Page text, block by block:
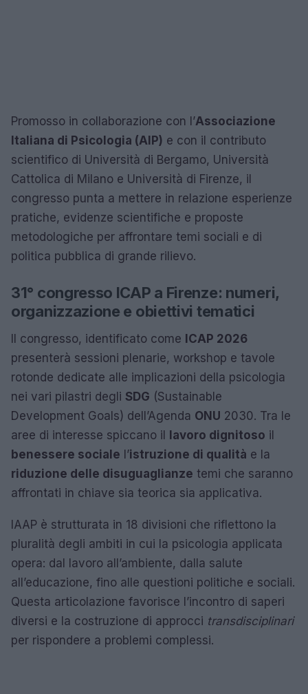
Promosso in collaborazione con l’Associazione
Italiana di Psicologia (AIP) e con il contributo
scientifico di Università di Bergamo, Università
Cattolica di Milano e Università di Firenze, il
congresso punta a mettere in relazione esperienze
pratiche, evidenze scientifiche e proposte
metodologiche per affrontare temi sociali e di
politica pubblica di grande rilievo.
31° congresso ICAP a Firenze: numeri,
organizzazione e obiettivi tematici
Il congresso, identificato come ICAP 2026
presenterà sessioni plenarie, workshop e tavole
rotonde dedicate alle implicazioni della psicologia
nei vari pilastri degli SDG (Sustainable
Development Goals) dell’Agenda ONU 2030. Tra le
aree di interesse spiccano il
lavoro dignitoso il
benessere sociale l’istruzione di qualità e la
riduzione delle disuguaglianze temi che saranno
affrontati in chiave sia teorica sia applicativa.
IAAP è strutturata in 18 divisioni che riflettono la
pluralità degli ambiti in cui la psicologia applicata
opera: dal lavoro all’ambiente, dalla salute
all’educazione, fino alle questioni politiche e sociali.
Questa articolazione favorisce l’incontro di saperi
diversi e la costruzione di approcci transdisciplinari
per rispondere a problemi complessi.